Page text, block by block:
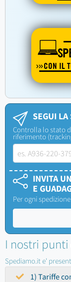
CON IL
SEGUI
Controlla lo stato
riferimento
INVITA
E
Per ogni
I nostri punti
Spediamo.it e'
1) Tariffe